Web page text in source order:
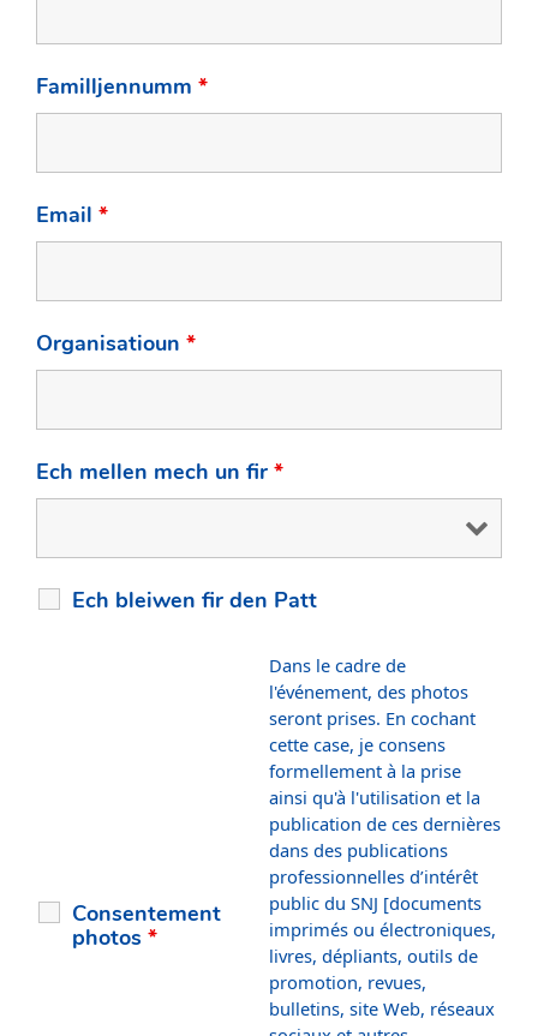
Familljennumm *
Email *
Organisatioun *
Ech mellen mech un fir *
Ech bleiwen fir den Patt
Consentement
photos *
Dans le cadre de
l'événement, des photos
seront prises. En cochant
cette case, je consens
formellement à la prise
ainsi qu'à l'utilisation et la
publication de ces dernières
dans des publications
professionnelles d’intérêt
public du SNJ [documents
imprimés ou électroniques,
livres, dépliants, outils de
promotion, revues,
bulletins, site Web, réseaux